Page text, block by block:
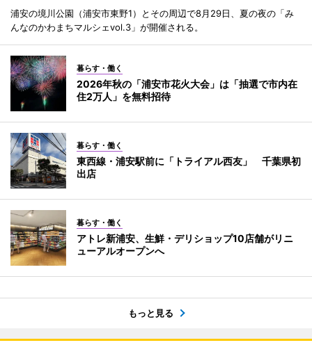
浦安の境川公園（浦安市東野1）とその周辺で8月29日、夏の夜の「み
んなのかわまちマルシェvol.3」が開催される。
暮らす・働く
2026年秋の「浦安市花火大会」は「抽選で市内在
住2万人」を無料招待
暮らす・働く
東西線・浦安駅前に「トライアル西友」 千葉県初
出店
暮らす・働く
アトレ新浦安、生鮮・デリショップ10店舗がリニ
ューアルオープンへ
もっと見る